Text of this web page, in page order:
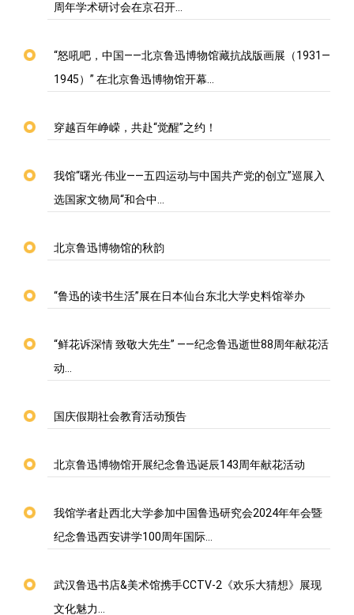
周年学术研讨会在京召开…
“怒吼吧，中国——北京鲁迅博物馆藏抗战版画展（1931—
1945）” 在北京鲁迅博物馆开幕…
穿越百年峥嵘，共赴“觉醒”之约！
我馆“曙光·伟业——五四运动与中国共产党的创立”巡展入
选国家文物局“和合中…
北京鲁迅博物馆的秋韵
“鲁迅的读书生活”展在日本仙台东北大学史料馆举办
“鲜花诉深情 致敬大先生” ——纪念鲁迅逝世88周年献花活
动…
国庆假期社会教育活动预告
北京鲁迅博物馆开展纪念鲁迅诞辰143周年献花活动
我馆学者赴西北大学参加中国鲁迅研究会2024年年会暨
纪念鲁迅西安讲学100周年国际…
武汉鲁迅书店&美术馆携手CCTV-2《欢乐大猜想》展现
文化魅力…